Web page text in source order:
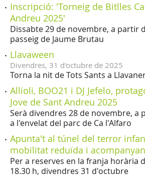
Inscripció: 'Torneig de Bitlles
Andreu 2025'
Dissabte 29 de novembre, a partir
passeig de Jaume Brutau
Llavaween
Divendres, 31 d'octubre de 2025
Torna la nit de Tots Sants a
Allioli, BOO21 i DJ Jefelo,
Jove de Sant Andreu 2025
Serà divendres 28 de novembre, a
a l'envelat del parc de Ca l'Alfaro
Apunta't al túnel del terror
mobilitat reduïda i
Per a reserves en la franja horària
18.30 h, divendres 31 d'octubre